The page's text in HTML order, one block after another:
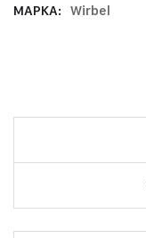
МАРКА:
Wirbel